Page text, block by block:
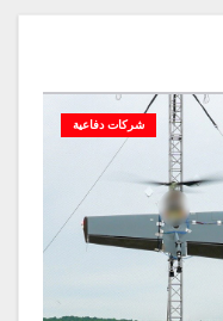
شركات دفاعية